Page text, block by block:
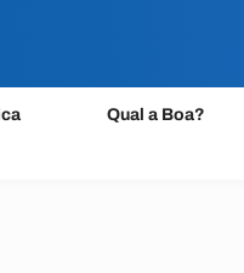
Qual a Boa?